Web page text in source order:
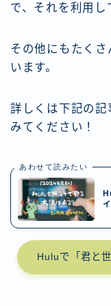
で、それを利用し
その他にもたく
います。
詳しくは下記の記
みてください！
あわせて読みたい
Huluで「君と